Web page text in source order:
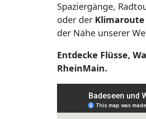
Spaziergänge,
oder der Klimaroute
der Nähe unserer
Entdecke Flüsse,
RheinMain.